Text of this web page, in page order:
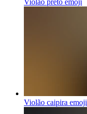
Violão caipira emoji